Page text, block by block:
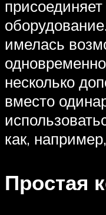
имелась
несколько
вместо
как,
Простая